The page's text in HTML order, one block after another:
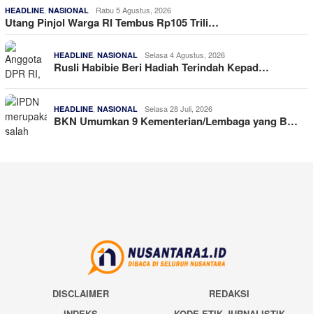
HEADLINE NASIONAL Rabu 5 Agustus, 2026
Utang Pinjol Warga RI Tembus Rp105 Trili…
HEADLINE NASIONAL Selasa 4 Agustus, 2026
Rusli Habibie Beri Hadiah Terindah Kepad…
HEADLINE NASIONAL Selasa 28 Juli, 2026
BKN Umumkan 9 Kementerian/Lembaga yang B…
DISCLAIMER
REDAKSI